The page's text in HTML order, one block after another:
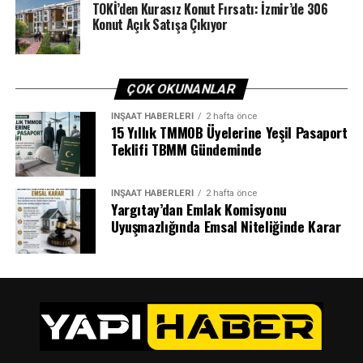
kefaletle sağlanan krediden, borcun %20’sini aşmaması
şartıyla öncelikle olarak ödenmesi şartı da 31 Aralık’a
kadar aranmayacak.
SONRAKI
İşte 3 Boyutlu Robotik Yeni İnşaat Teknolojisi!
ÖNCEKI
İnşaat sektörü çalışanları Coronavirus’e rağmen çalışmak
zorunda
TOKİ’den Kurasız Konut Fırsatı: İzmir’de 306
Konut Açık Satışa Çıkıyor
ÇOK OKUNANLAR
İNŞAAT HABERLERI 2 hafta önce
15 Yıllık TMMOB Üyelerine Yeşil Pasaport
Teklifi TBMM Gündeminde
İNŞAAT HABERLERI 2 hafta önce
Yargıtay’dan Emlak Komisyonu
Uyuşmazlığında Emsal Niteliğinde Karar